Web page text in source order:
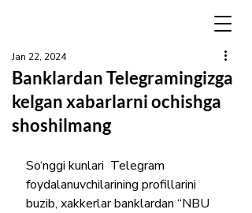
Banklardan Telegramingizga
kelgan xabarlarni ochishga
shoshilmang
Jan 22, 2024
So‘nggi kunlari  Telegram
foydalanuvchilarining profillarini
buzib, xakkerlar banklardan “NBU